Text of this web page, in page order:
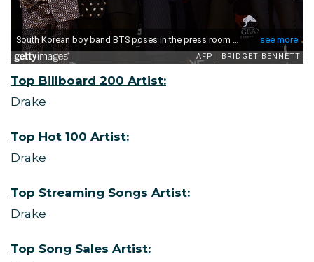
Top Billboard 200 Artist:
Drake
Top Hot 100 Artist:
Drake
Top Streaming Songs Artist:
Drake
Top Song Sales Artist: